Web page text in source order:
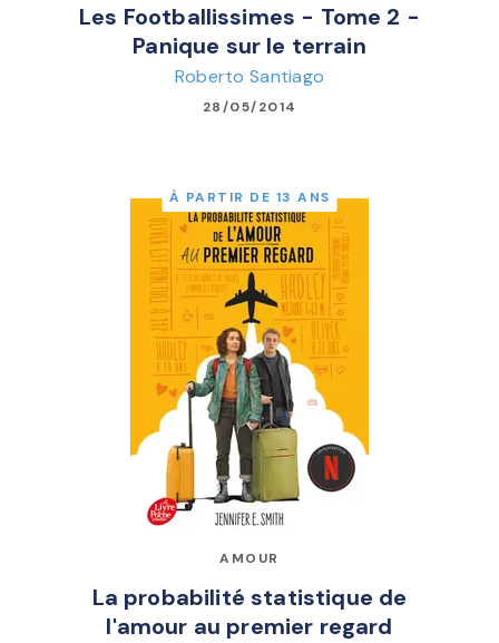
Les Footballissimes - Tome 2 -
Panique sur le terrain
Roberto Santiago
28/05/2014
À PARTIR DE 13 ANS
AMOUR
La probabilité statistique de
l'amour au premier regard